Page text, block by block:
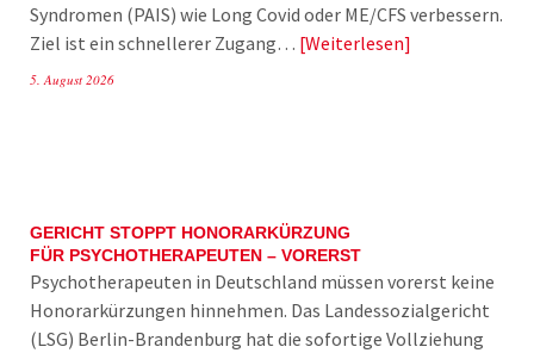
Syndromen (PAIS) wie Long Covid oder ME/CFS verbessern.
Ziel ist ein schnellerer Zugang… Weiterlesen
5. August 2026
GERICHT STOPPT HONORARKÜRZUNG
FÜR PSYCHOTHERAPEUTEN – VORERST
Psychotherapeuten in Deutschland müssen vorerst keine
Honorarkürzungen hinnehmen. Das Landessozialgericht
(LSG) Berlin-Brandenburg hat die sofortige Vollziehung